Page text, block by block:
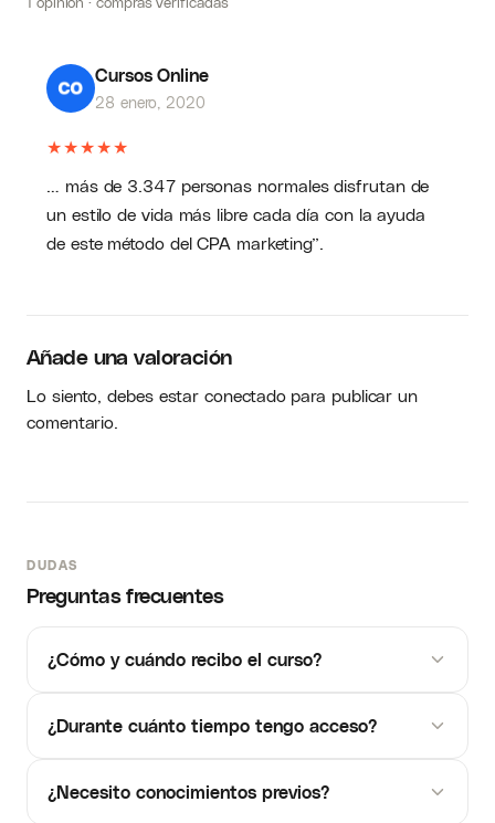
ganar desde cualquier parte del mundo,
cuando y donde quieras. Hoy tenemos la
oportunidad de terminar nuestra dependencia
del lado más soleado de la vida. De hecho, es
muy fácil que no se requiere conocimiento
previo … ¡incluso un niño de 12 años puede
Cursos Online
28 enero, 2020
★★★★★
… más de 3.347 personas normales disfrutan de
un estilo de vida más libre cada día con la ayuda
de este método del CPA marketing”.
Añade una valoración
Lo siento, debes estarconectadopara publicar un
comentario.
DUDAS
Preguntas frecuentes
¿Cómo y cuándo recibo el curso?
¿Durante cuánto tiempo tengo acceso?
¿Necesito conocimientos previos?